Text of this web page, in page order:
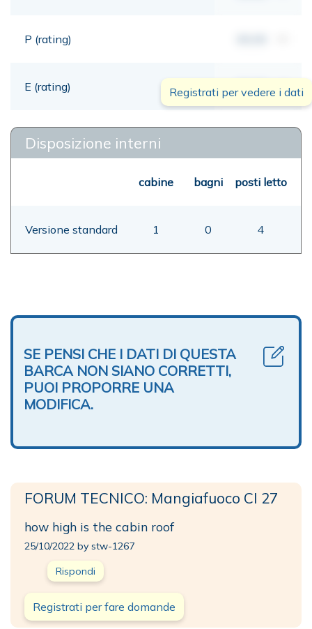
P (rating)
E (rating) 00,00 mt
Registrati per vedere i dati
Disposizione interni
cabine bagni posti letto
Versione standard 1 0 4
SE PENSI CHE I DATI DI QUESTA
BARCA NON SIANO CORRETTI,
PUOI PROPORRE UNA
MODIFICA.
FORUM TECNICO: Mangiafuoco CI 27
how high is the cabin roof
25/10/2022 by stw-1267
Rispondi
Registrati per fare domande